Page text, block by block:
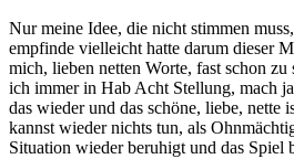
Nur meine Idee, die nicht stimmen
empfinde vielleicht hatte darum dieser
mich, lieben netten Worte, fast schon
ich immer in Hab Acht Stellung, mach
das wieder und das schöne, liebe, nette
kannst wieder nichts tun, als
Situation wieder beruhigt und das Spiel